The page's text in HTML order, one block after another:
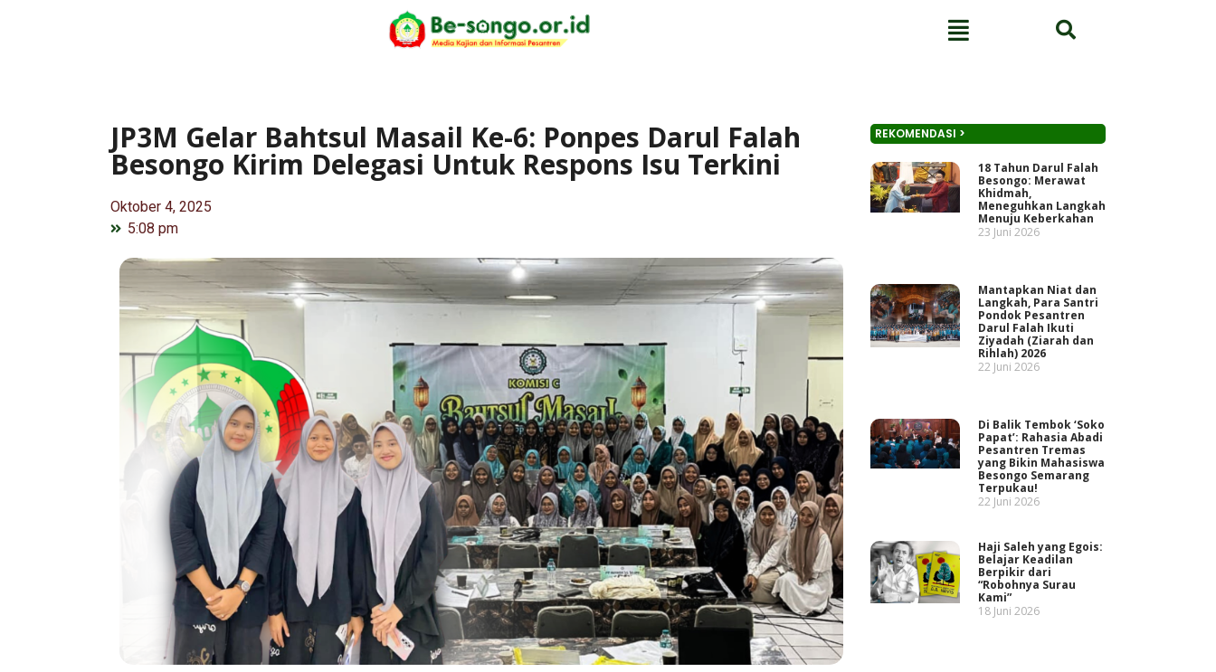
JP3M Gelar Bahtsul Masail Ke-6: Ponpes Darul Falah
Besongo Kirim Delegasi Untuk Respons Isu Terkini
Oktober 4, 2025
5:08 pm
REKOMENDASI >
18 Tahun Darul Falah
Besongo: Merawat
Khidmah,
Meneguhkan Langkah
Menuju Keberkahan
23 Juni 2026
Mantapkan Niat dan
Langkah, Para Santri
Pondok Pesantren
Darul Falah Ikuti
Ziyadah (Ziarah dan
Rihlah) 2026
22 Juni 2026
Di Balik Tembok ‘Soko
Papat’: Rahasia Abadi
Pesantren Tremas
yang Bikin Mahasiswa
Besongo Semarang
Terpukau!
22 Juni 2026
Haji Saleh yang Egois:
Belajar Keadilan
Berpikir dari
“Robohnya Surau
Kami”
18 Juni 2026